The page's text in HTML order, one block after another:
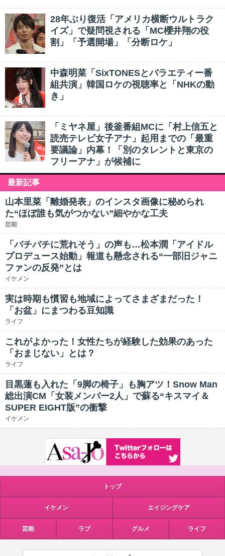
28年ぶり復活「アメリカ横断ウルトラク
イズ」で疑問視される「MC櫻井翔の役
割」「予選開場」「分断ロケ」
中森明菜「SixTONESとバラエティー番
組共演」韓国ロケの視聴率と「NHKの動
き」
「ミヤネ屋」後釜番組MCに「村上信五と
読売テレビ女子アナ」起用までの「最重
要議論」内幕！「別のタレントと東京の
フリーアナ」が候補に
最新記事
山本里菜「離婚発表」のインスタ画像に秘められ
た“ほぼ誰も気がつかない”細やかな工夫
芸能
「バチバチに荒れそう」の声も…松本潤「アイドル
プロデュース始動」報道も懸念される“一部旧ジャニ
ファンの反発”とは
イケメン
実は時期も慣習も地域によってさまざまだった！
「お盆」にまつわる豆知識
ライフ
これがよかった！女性たちが経験した効果のあった
「おまじない」とは？
ライフ
目黒蓮も入れた「9脚の椅子」も胸アツ！Snow Man
総出演CM「女装メンバー2人」で蘇る“キスマイ＆
SUPER EIGHT版”の衝撃
イケメン
トップ
イケメン エイジングケア
芸能 ラブ グルメ ライフ